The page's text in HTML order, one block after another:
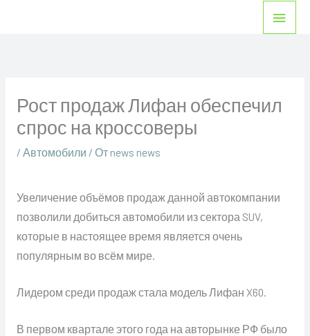
Рост продаж Лифан обеспечил
спрос на кроссоверы
/ Автомобили / От news news
Увеличение объёмов продаж данной автокомпании
позволили добиться автомобили из сектора SUV,
которые в настоящее время является очень
популярным во всём мире.
Лидером среди продаж стала модель Лифан X60.
В первом квартале этого года на авторынке РФ было